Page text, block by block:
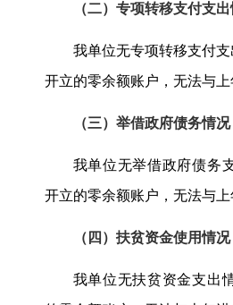
（二）专项转移支付支
我单位无专项转移支付
开立的零余额账户，无法与上
（三）举借政府债务情况
我单位无举借政府债务
开立的零余额账户，无法与上
（四）扶贫资金使用情况
我单位无扶贫资金支出